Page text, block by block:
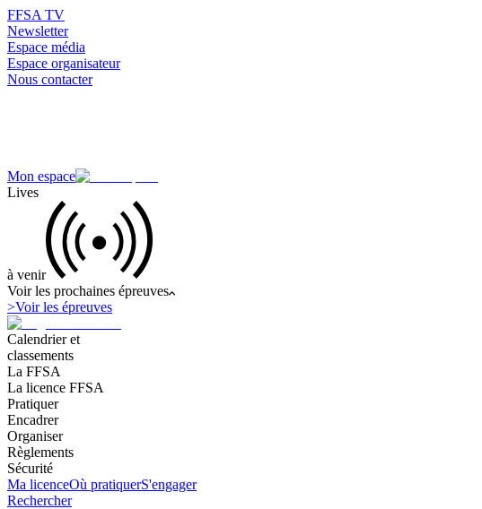
FFSA TV
Newsletter
Espace média
Espace organisateur
Nous contacter
Mon espace
Lives
à venir
Voir les prochaines épreuves
>Voir les épreuves
Calendrier et
classements
La FFSA
La licence FFSA
Pratiquer
Encadrer
Organiser
Règlements
Sécurité
Ma licenceOù pratiquerS'engager
Rechercher